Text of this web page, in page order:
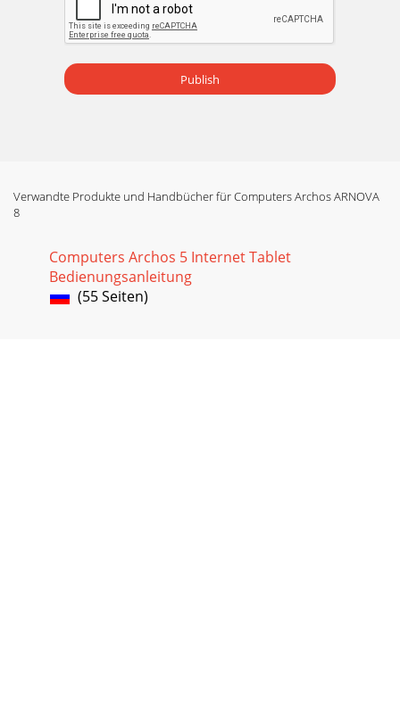
Publish
Verwandte Produkte und Handbücher für Computers Archos ARNOVA
8
Computers Archos 5 Internet Tablet
Bedienungsanleitung
(55 Seiten)